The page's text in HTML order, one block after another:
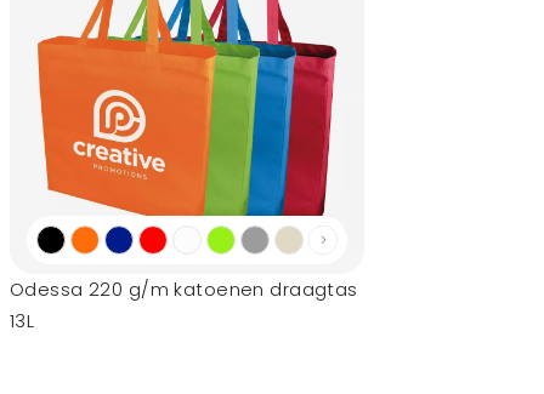
Odessa 220 g/m katoenen draagtas
13L